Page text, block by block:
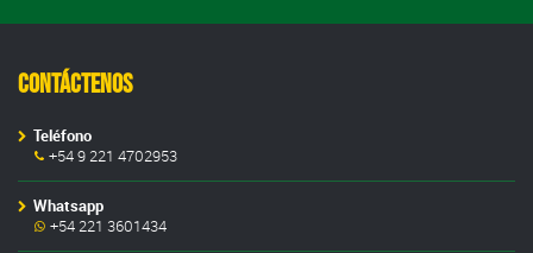
Contáctenos
Teléfono
+54 9 221 4702953
Whatsapp
+54 221 3601434